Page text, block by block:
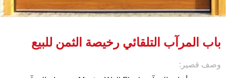
باب المرآب التلقائي رخيصة الثمن للبيع
وصف قصير: